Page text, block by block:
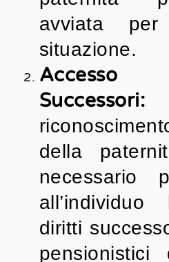
avviata
situazione.
Successori:
della
necessario
all’individuo
diritti
pensionistici